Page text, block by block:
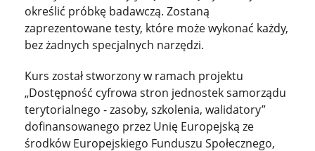
określić próbkę badawczą. Zostaną
zaprezentowane testy, które może wykonać każdy,
bez żadnych specjalnych narzędzi.
Kurs został stworzony w ramach projektu
„Dostępność cyfrowa stron jednostek samorządu
terytorialnego - zasoby, szkolenia, walidatory”
dofinansowanego przez Unię Europejską ze
środków Europejskiego Funduszu Społecznego,